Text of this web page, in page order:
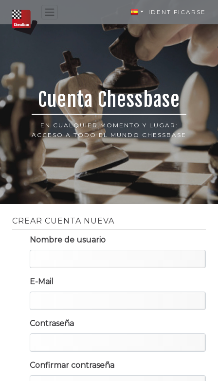
IDENTIFICARSE
Cuenta Chessbase
EN CUALQUIER MOMENTO Y LUGAR:
ACCESO A TODO EL MUNDO CHESSBASE
CREAR CUENTA NUEVA
Nombre de usuario
E-Mail
Contraseña
Confirmar contraseña